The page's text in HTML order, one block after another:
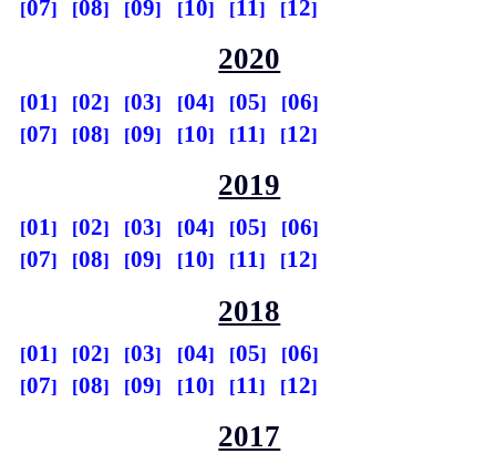
07 08 09 10 11 12
2020
01 02 03 04 05
06
07
08 09 10 11 12
2019
01 02 03 04 05
06
07
08 09 10 11 12
2018
01 02 03 04 05
06
07
08 09 10 11 12
2017